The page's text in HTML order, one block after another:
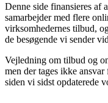
Denne side finansieres af
samarbejder med flere
virksomhedernes tilbud,
de besøgende vi sender
Vejledning om tilbud og
men der tages ikke
siden vi sidst opdaterede